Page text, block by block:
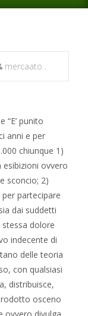
mercaato .
“E’ punito
anni e per
chiunque 1)
ovvero
sconcio; 2)
partecipare
dai suddetti
dolore
indecente di
delle teoria
con qualsiasi
distribuisce,
osceno